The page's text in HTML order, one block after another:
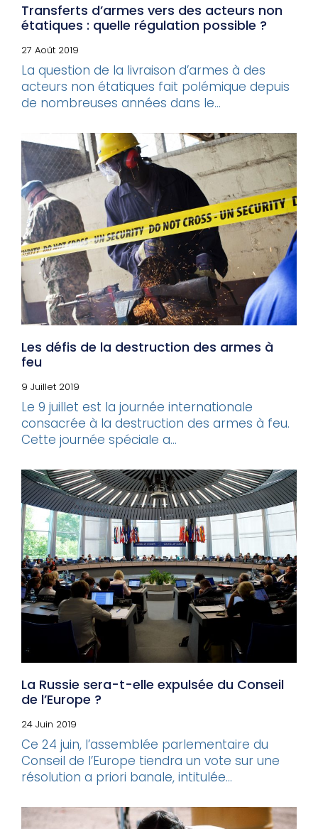
Transferts d’armes vers des acteurs non
étatiques : quelle régulation possible ?
27 Août 2019
La question de la livraison d’armes à des
acteurs non étatiques fait polémique depuis
de nombreuses années dans le...
Les défis de la destruction des armes à
feu
9 Juillet 2019
Le 9 juillet est la journée internationale
consacrée à la destruction des armes à feu.
Cette journée spéciale a...
La Russie sera-t-elle expulsée du Conseil
de l’Europe ?
24 Juin 2019
Ce 24 juin, l’assemblée parlementaire du
Conseil de l’Europe tiendra un vote sur une
résolution a priori banale, intitulée...